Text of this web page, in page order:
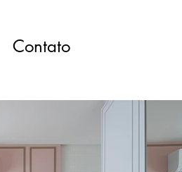
Contato